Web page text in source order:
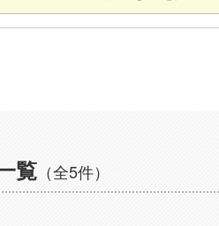
覧 （全5件）